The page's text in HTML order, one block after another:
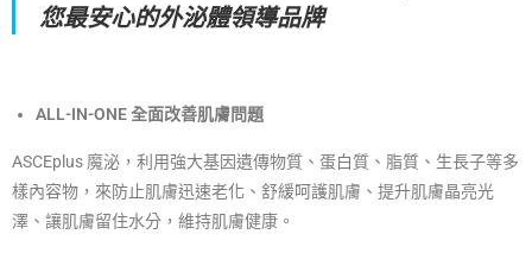
您最安心的外泌體領導品牌
ALL-IN-ONE 全面改善肌膚問題
ASCEplus 魔泌，利用強大基因遺傳物質、蛋白質、脂質、生長子等多
樣內容物，來防止肌膚迅速老化、舒緩呵護肌膚、提升肌膚晶亮光
澤、讓肌膚留住水分，維持肌膚健康。